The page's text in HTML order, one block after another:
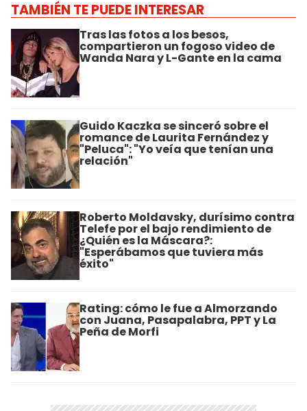
TAMBIÉN TE PUEDE INTERESAR
Tras las fotos a los besos,
compartieron un fogoso video de
Wanda Nara y L-Gante en la cama
Guido Kaczka se sinceró sobre el
romance de Laurita Fernández y
"Peluca": "Yo veía que tenían una
relación"
Roberto Moldavsky, durísimo contra
Telefe por el bajo rendimiento de
¿Quién es la Máscara?:
"Esperábamos que tuviera más
éxito"
Rating: cómo le fue a Almorzando
con Juana, Pasapalabra, PPT y La
Peña de Morfi